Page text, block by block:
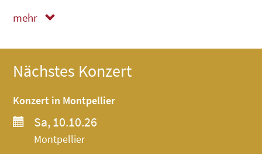
mehr
Nächstes Konzert
Konzert in Montpellier
Sa, 10.10.26
Montpellier